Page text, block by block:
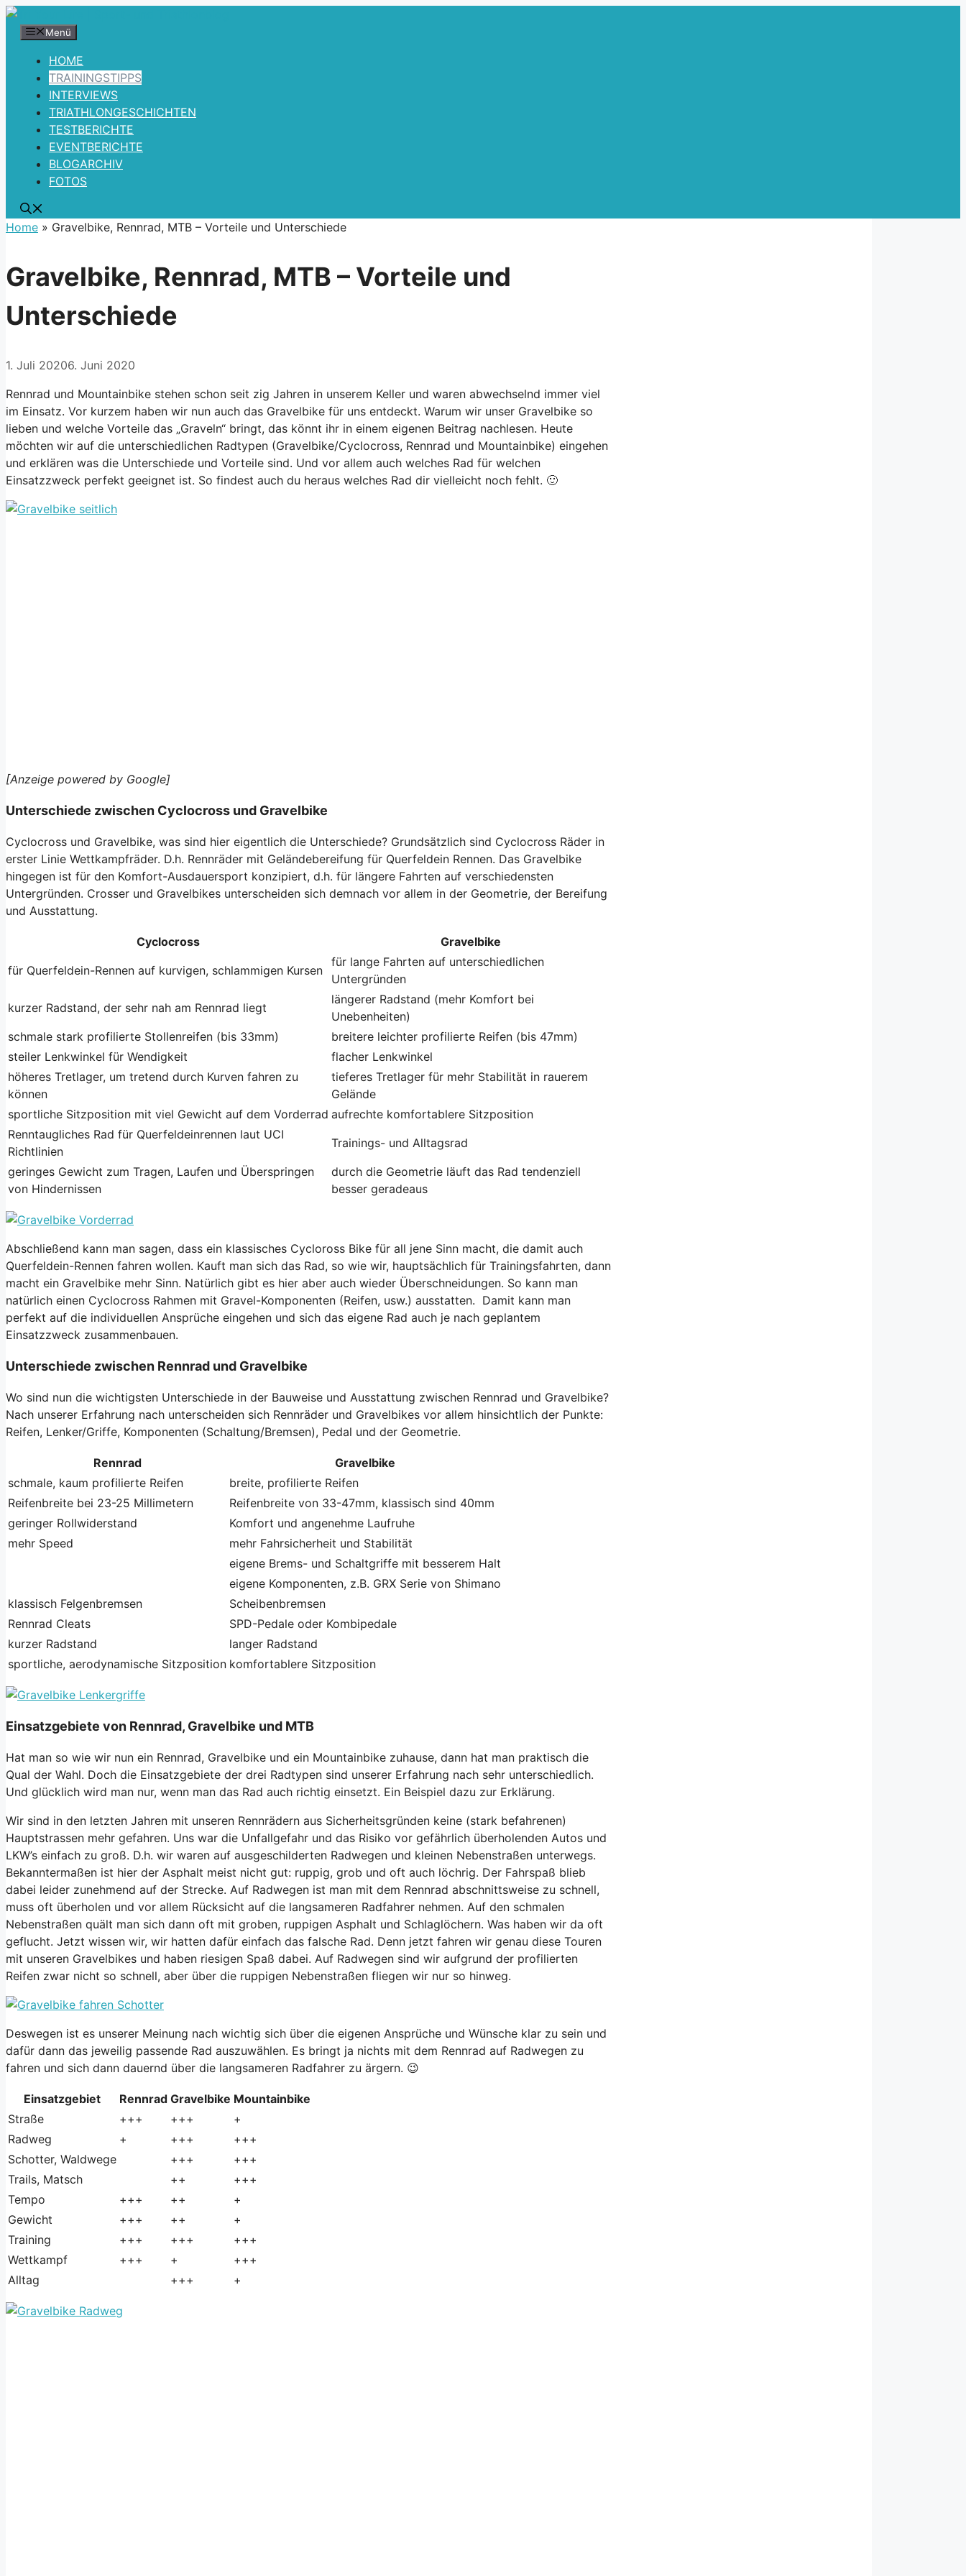
Zum
Inhalt
Menü
HOME
TRAININGSTIPPS
INTERVIEWS
TRIATHLONGESCHICHTEN
TESTBERICHTE
EVENTBERICHTE
BLOGARCHIV
FOTOS
Home » Gravelbike, Rennrad, MTB – Vorteile und Unterschiede
Gravelbike, Rennrad, MTB – Vorteile und
Unterschiede
1. Juli 20206. Juni 2020
Rennrad und Mountainbike stehen schon seit zig Jahren in unserem Keller und waren abwechselnd immer viel
im Einsatz. Vor kurzem haben wir nun auch das Gravelbike für uns entdeckt. Warum wir unser Gravelbike so
lieben und welche Vorteile das „Graveln“ bringt, das könnt ihr in einem eigenen Beitrag nachlesen. Heute
möchten wir auf die unterschiedlichen Radtypen (Gravelbike/Cyclocross, Rennrad und Mountainbike) eingehen
und erklären was die Unterschiede und Vorteile sind. Und vor allem auch welches Rad für welchen
Einsatzzweck perfekt geeignet ist. So findest auch du heraus welches Rad dir vielleicht noch fehlt. 🙂
[Anzeige powered by Google]
Unterschiede zwischen Cyclocross und Gravelbike
Cyclocross und Gravelbike, was sind hier eigentlich die Unterschiede? Grundsätzlich sind Cyclocross Räder in
erster Linie Wettkampfräder. D.h. Rennräder mit Geländebereifung für Querfeldein Rennen. Das Gravelbike
hingegen ist für den Komfort-Ausdauersport konzipiert, d.h. für längere Fahrten auf verschiedensten
Untergründen. Crosser und Gravelbikes unterscheiden sich demnach vor allem in der Geometrie, der Bereifung
und Ausstattung.
Cyclocross
Gravelbike
für Querfeldein-Rennen auf kurvigen, schlammigen Kursen
für lange Fahrten auf unterschiedlichen
Untergründen
kurzer Radstand, der sehr nah am Rennrad liegt
längerer Radstand (mehr Komfort bei
Unebenheiten)
schmale stark profilierte Stollenreifen (bis 33mm)
breitere leichter profilierte Reifen (bis 47mm)
steiler Lenkwinkel für Wendigkeit
flacher Lenkwinkel
höheres Tretlager, um tretend durch Kurven fahren zu
können
tieferes Tretlager für mehr Stabilität in rauerem
Gelände
sportliche Sitzposition mit viel Gewicht auf dem Vorderrad aufrechte komfortablere Sitzposition
Renntaugliches Rad für Querfeldeinrennen laut UCI
Richtlinien
Trainings- und Alltagsrad
geringes Gewicht zum Tragen, Laufen und Überspringen
von Hindernissen
durch die Geometrie läuft das Rad tendenziell
besser geradeaus
Abschließend kann man sagen, dass ein klassisches Cycloross Bike für all jene Sinn macht, die damit auch
Querfeldein-Rennen fahren wollen. Kauft man sich das Rad, so wie wir, hauptsächlich für Trainingsfahrten, dann
macht ein Gravelbike mehr Sinn. Natürlich gibt es hier aber auch wieder Überschneidungen. So kann man
natürlich einen Cyclocross Rahmen mit Gravel-Komponenten (Reifen, usw.) ausstatten. Damit kann man
perfekt auf die individuellen Ansprüche eingehen und sich das eigene Rad auch je nach geplantem
Einsatzzweck zusammenbauen.
Unterschiede zwischen Rennrad und Gravelbike
Wo sind nun die wichtigsten Unterschiede in der Bauweise und Ausstattung zwischen Rennrad und Gravelbike?
Nach unserer Erfahrung nach unterscheiden sich Rennräder und Gravelbikes vor allem hinsichtlich der Punkte:
Reifen, Lenker/Griffe, Komponenten (Schaltung/Bremsen), Pedal und der Geometrie.
Rennrad
Gravelbike
schmale, kaum profilierte Reifen
breite, profilierte Reifen
Reifenbreite bei 23-25 Millimetern
Reifenbreite von 33-47mm, klassisch sind 40mm
geringer Rollwiderstand
Komfort und angenehme Laufruhe
mehr Speed
mehr Fahrsicherheit und Stabilität
eigene Brems- und Schaltgriffe mit besserem Halt
eigene Komponenten, z.B. GRX Serie von Shimano
klassisch Felgenbremsen
Scheibenbremsen
Rennrad Cleats
SPD-Pedale oder Kombipedale
kurzer Radstand
langer Radstand
sportliche, aerodynamische Sitzposition komfortablere Sitzposition
Einsatzgebiete von Rennrad, Gravelbike und MTB
Hat man so wie wir nun ein Rennrad, Gravelbike und ein Mountainbike zuhause, dann hat man praktisch die
Qual der Wahl. Doch die Einsatzgebiete der drei Radtypen sind unserer Erfahrung nach sehr unterschiedlich.
Und glücklich wird man nur, wenn man das Rad auch richtig einsetzt. Ein Beispiel dazu zur Erklärung.
Wir sind in den letzten Jahren mit unseren Rennrädern aus Sicherheitsgründen keine (stark befahrenen)
Hauptstrassen mehr gefahren. Uns war die Unfallgefahr und das Risiko vor gefährlich überholenden Autos und
LKW’s einfach zu groß. D.h. wir waren auf ausgeschilderten Radwegen und kleinen Nebenstraßen unterwegs.
Bekanntermaßen ist hier der Asphalt meist nicht gut: ruppig, grob und oft auch löchrig. Der Fahrspaß blieb
dabei leider zunehmend auf der Strecke. Auf Radwegen ist man mit dem Rennrad abschnittsweise zu schnell,
muss oft überholen und vor allem Rücksicht auf die langsameren Radfahrer nehmen. Auf den schmalen
Nebenstraßen quält man sich dann oft mit groben, ruppigen Asphalt und Schlaglöchern. Was haben wir da oft
geflucht. Jetzt wissen wir, wir hatten dafür einfach das falsche Rad. Denn jetzt fahren wir genau diese Touren
mit unseren Gravelbikes und haben riesigen Spaß dabei. Auf Radwegen sind wir aufgrund der profilierten
Reifen zwar nicht so schnell, aber über die ruppigen Nebenstraßen fliegen wir nur so hinweg.
Deswegen ist es unserer Meinung nach wichtig sich über die eigenen Ansprüche und Wünsche klar zu sein und
dafür dann das jeweilig passende Rad auszuwählen. Es bringt ja nichts mit dem Rennrad auf Radwegen zu
fahren und sich dann dauernd über die langsameren Radfahrer zu ärgern. 😉
Einsatzgebiet Rennrad Gravelbike Mountainbike
Straße
+++ +++
+
Radweg
+ +++
+++
Schotter, Waldwege
+++
+++
Trails, Matsch
++
+++
Tempo
+++ ++
+
Gewicht
+++ ++
+
Training
+++ +++
+++
Wettkampf
+++ +
+++
Alltag
+++ +